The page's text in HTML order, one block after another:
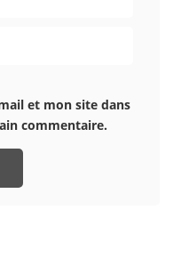
et mon site dans
commentaire.